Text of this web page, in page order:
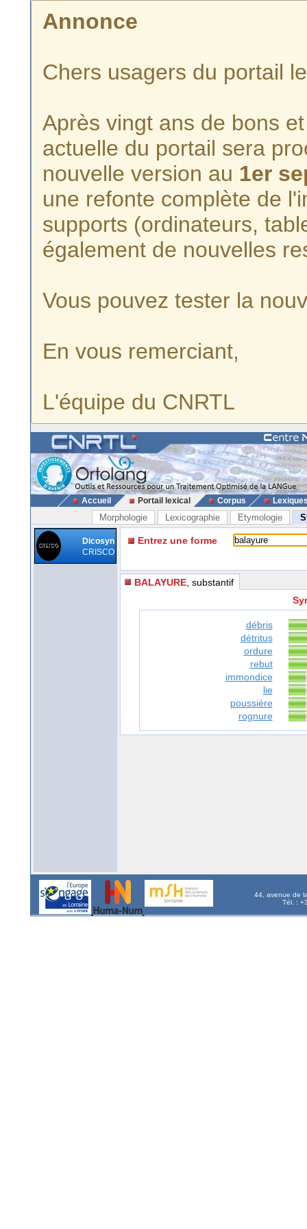
Annonce
Chers usagers du portail
Après vingt ans de bons
actuelle du portail sera
nouvelle version au 1er
une refonte complète de
supports (ordinateurs,
également de nouvelles
Vous pouvez tester la
En vous remerciant,
L'équipe du CNRTL
Accueil Portail lexical Corpus
Morphologie Lexicographie Etymologie
Dicosyn
CRISCO
Entrez une forme
BALAYURE , substantif
débris
détritus
ordure
rebut
immondice
lie
poussière
rognure
44, avenue de
Tél. :